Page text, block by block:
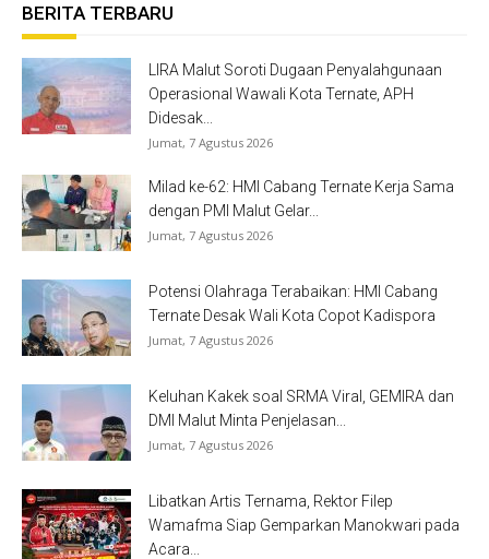
BERITA TERBARU
LIRA Malut Soroti Dugaan Penyalahgunaan
Operasional Wawali Kota Ternate, APH
Didesak...
Jumat, 7 Agustus 2026
Milad ke-62: HMI Cabang Ternate Kerja Sama
dengan PMI Malut Gelar...
Jumat, 7 Agustus 2026
Potensi Olahraga Terabaikan: HMI Cabang
Ternate Desak Wali Kota Copot Kadispora
Jumat, 7 Agustus 2026
Keluhan Kakek soal SRMA Viral, GEMIRA dan
DMI Malut Minta Penjelasan...
Jumat, 7 Agustus 2026
Libatkan Artis Ternama, Rektor Filep
Wamafma Siap Gemparkan Manokwari pada
Acara...